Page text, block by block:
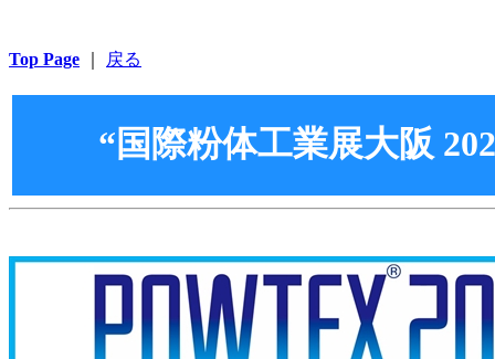
Top Page 戻る
“国際粉体工業展大阪